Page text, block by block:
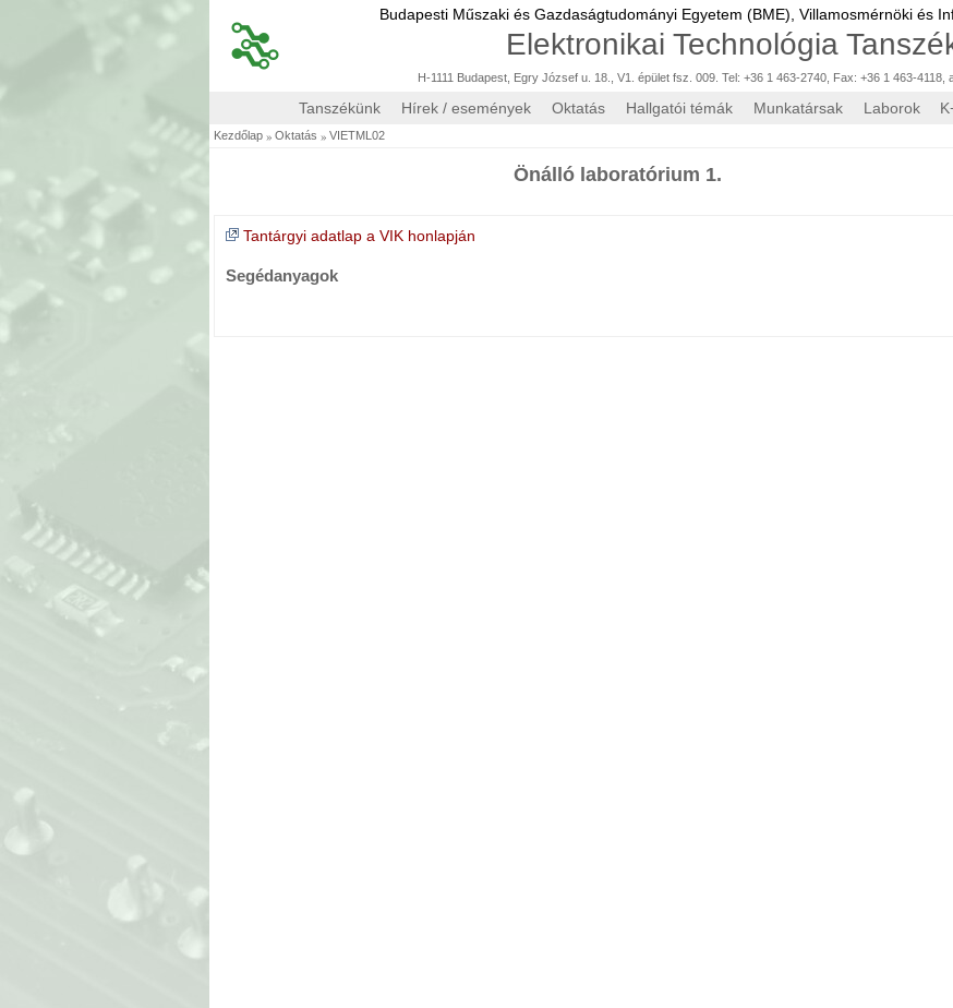
Budapesti Műszaki és Gazdaságtudományi Egyetem (BME), Villamosmérnöki és
Elektronikai Technológia
H-1111 Budapest, Egry József u. 18., V1. épület fsz. 009. Tel: +36 1 463-2740, Fax: +36 1 463-4118
Tanszékünk Hírek / események Oktatás Hallgatói témák Munkatársak Laborok
Kezdőlap » Oktatás » VIETML02
Önálló laboratórium 1.
Tantárgyi adatlap a VIK honlapján
Segédanyagok